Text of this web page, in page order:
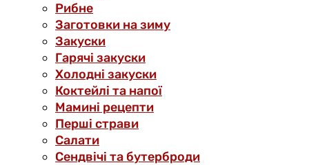
Рибне
Заготовки на зиму
Закуски
Гарячі закуски
Холодні закуски
Коктейлі та напої
Мамині рецепти
Перші страви
Салати
Сендвічі та бутерброди